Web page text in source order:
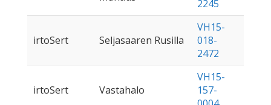
2245
irtoSert Seljasaaren Rusilla
VH15-
018-
2472
irtoSert Vastahalo
VH15-
157-